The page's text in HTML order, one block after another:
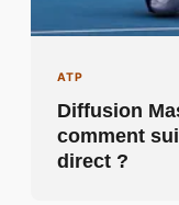
ATP
Diffusion
comment
direct ?